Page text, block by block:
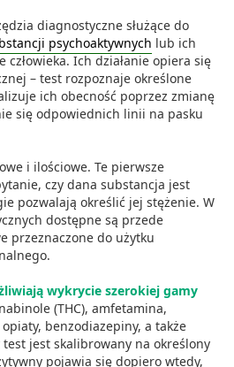
diagnostyczne służące do
psychoaktywnych lub ich
Ich działanie opiera się
– test rozpoznaje określone
ich obecność poprzez zmianę
się odpowiednich linii na pasku
i ilościowe. Te pierwsze
czy dana substancja jest
pozwalają określić jej stężenie. W
dostępne są przede
przeznaczone do użytku
wykrycie szerokiej gamy
(THC), amfetamina,
benzodiazepiny, a także
jest skalibrowany na określony
pojawia się dopiero wtedy,